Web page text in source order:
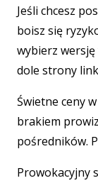
Jeśli chcesz
boisz się
wybierz
dole strony
Świetne ceny
brakiem
pośredników.
Prowokacyjny